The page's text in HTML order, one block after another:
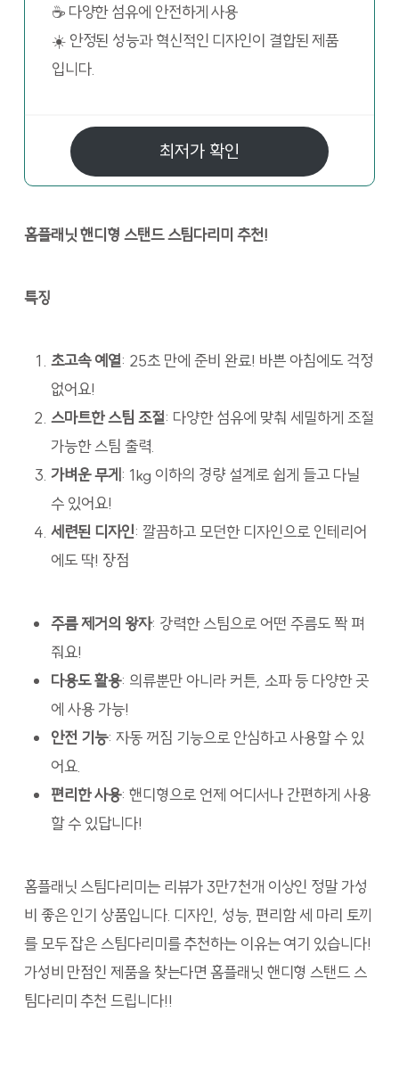
☕ 다양한 섬유에 안전하게 사용
☀️ 안정된 성능과 혁신적인 디자인이 결합된 제품
입니다.
최저가 확인
홈플래닛 핸디형 스탠드 스팀다리미 추천!
특징
초고속 예열: 25초 만에 준비 완료! 바쁜 아침에도 걱정
없어요!
스마트한 스팀 조절: 다양한 섬유에 맞춰 세밀하게 조절
가능한 스팀 출력.
가벼운 무게 : 1kg 이하의 경량 설계로 쉽게 들고 다닐
수 있어요!
세련된 디자인: 깔끔하고 모던한 디자인으로 인테리어
에도 딱! 장점
주름 제거의 왕자: 강력한 스팀으로 어떤 주름도 쫙 펴
줘요!
다용도 활용: 의류뿐만 아니라 커튼, 소파 등 다양한 곳
에 사용 가능!
안전 기능: 자동 꺼짐 기능으로 안심하고 사용할 수 있
어요.
편리한 사용: 핸디형으로 언제 어디서나 간편하게 사용
할 수 있답니다!
홈플래닛 스팀다리미는 리뷰가 3만7천개 이상인 정말 가성
비 좋은 인기 상품입니다. 디자인, 성능, 편리함 세 마리 토끼
를 모두 잡은 스팀다리미를 추천하는 이유는 여기 있습니다!
가성비 만점인 제품을 찾는다면 홈플래닛 핸디형 스탠드 스
팀다리미 추천 드립니다!!